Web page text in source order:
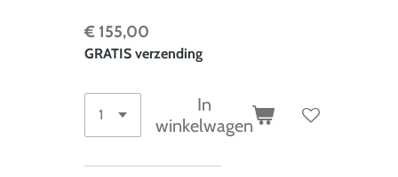
€ 155,00
GRATIS verzending
In
winkelwagen